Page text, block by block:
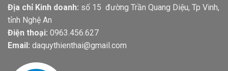
Địa chỉ Kinh doanh: số 15 đường Trần Quang Diệu, Tp Vinh,
tỉnh Nghệ An
Điện thoại: 0963.456.627
Email: daquythienthai@gmail.com